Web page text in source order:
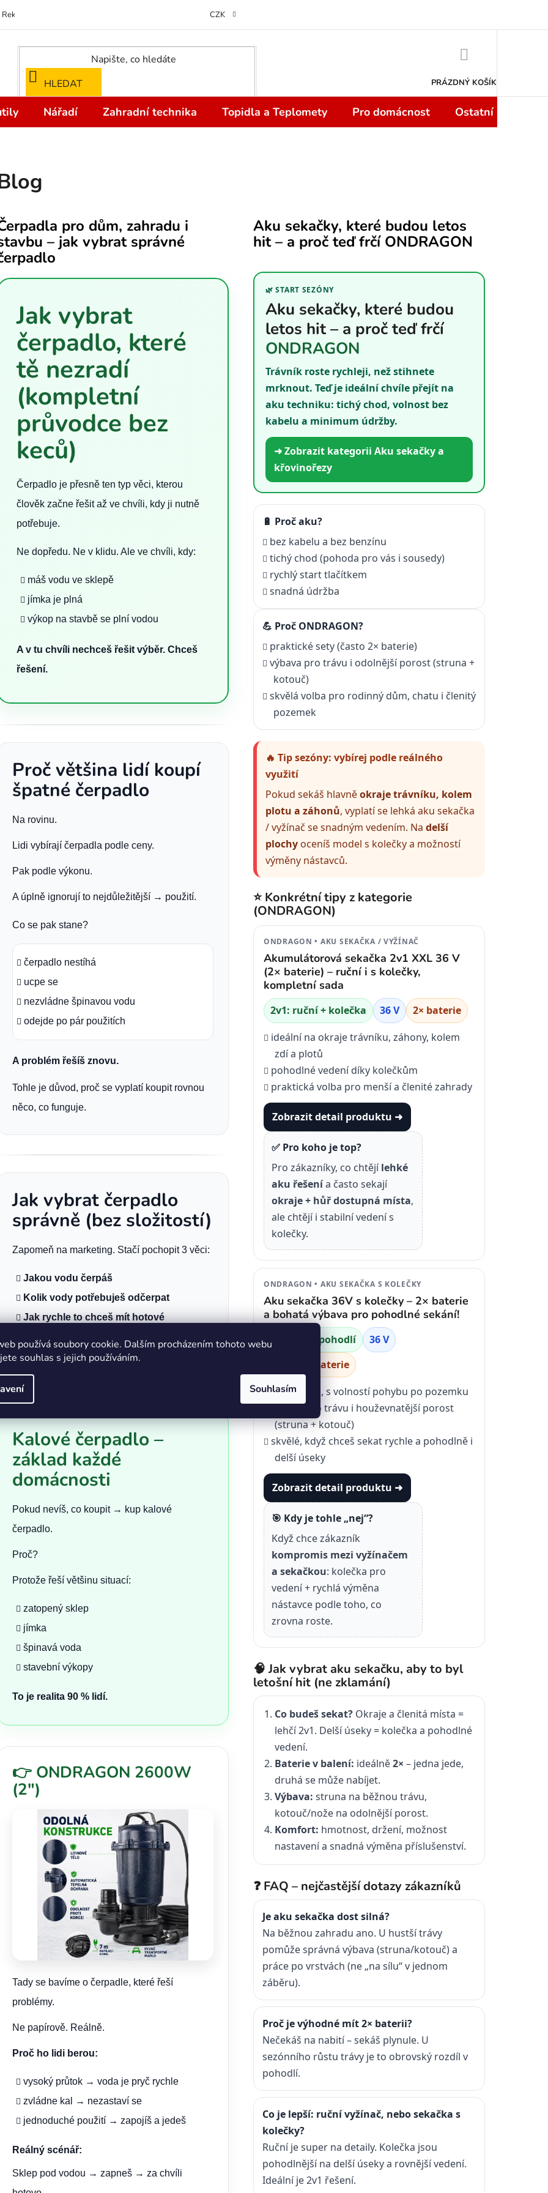
používá soubory cookie. Dalším procházením tohoto webu
souhlas s jejich používáním.
Souhlasím
Reklamace Odstoupení od kupní smlouvy do 14 dní
CZK
HLEDAT PRÁZDNÝ KOŠÍK
Nářadí Zahradní technika Topidla a Teplomety Pro domácnost Ostatní
pro dům, zahradu i
– jak vybrat správné
Jak vybrat
čerpadlo, které
tě nezradí
(kompletní
průvodce bez
keců)
Čerpadlo je přesně ten typ věci, kterou
člověk začne řešit až ve chvíli, kdy ji nutně
potřebuje.
Ne dopředu. Ne v klidu. Ale ve chvíli, kdy:
máš vodu ve sklepě
jímka je plná
výkop na stavbě se plní vodou
A v tu chvíli nechceš řešit výběr. Chceš
řešení.
Proč většina lidí koupí
špatné čerpadlo
Na rovinu.
Lidi vybírají čerpadla podle ceny.
Pak podle výkonu.
A úplně ignorují to nejdůležitější → použití.
Co se pak stane?
čerpadlo nestíhá
ucpe se
nezvládne špinavou vodu
odejde po pár použitích
A problém řešíš znovu.
Tohle je důvod, proč se vyplatí koupit rovnou
něco, co funguje.
Jak vybrat čerpadlo
správně (bez složitostí)
Zapomeň na marketing. Stačí pochopit 3 věci:
Jakou vodu čerpáš
Kolik vody potřebuješ odčerpat
Jak rychle to chceš mít hotové
A podle toho vybíráš.
Kalové čerpadlo –
základ každé
domácnosti
Pokud nevíš, co koupit → kup kalové
čerpadlo.
Proč?
Protože řeší většinu situací:
zatopený sklep
jímka
špinavá voda
stavební výkopy
To je realita 90 % lidí.
👉 ONDRAGON 2600W
(2")
Tady se bavíme o čerpadle, které řeší
problémy.
Ne papírově. Reálně.
Proč ho lidi berou:
vysoký průtok → voda je pryč rychle
zvládne kal → nezastaví se
jednoduché použití → zapojíš a jedeš
Reálný scénář:
Sklep pod vodou → zapneš → za chvíli
Aku sekačky, které budou letos
hit – a proč teď frčí ONDRAGON
🌿 START SEZÓNY
Aku sekačky, které budou
letos hit – a proč teď frčí
ONDRAGON
Trávník roste rychleji, než stihnete
mrknout. Teď je ideální chvíle přejít na
aku techniku: tichý chod, volnost bez
kabelu a minimum údržby.
➜ Zobrazit kategorii Aku sekačky a
křovinořezy
🔋 Proč aku?
bez kabelu a bez benzínu
tichý chod (pohoda pro vás i sousedy)
rychlý start tlačítkem
snadná údržba
💪 Proč ONDRAGON?
praktické sety (často 2× baterie)
výbava pro trávu i odolnější porost (struna +
kotouč)
skvělá volba pro rodinný dům, chatu i členitý
pozemek
🔥 Tip sezóny: vybírej podle reálného
využití
Pokud sekáš hlavněokraje trávníku, kolem
plotu a záhonů, vyplatí se lehká aku sekačka
/ vyžínač se snadným vedením. Na delší
plochyoceníš model s kolečky a možností
výměny nástavců.
⭐ Konkrétní tipy z kategorie
(ONDRAGON)
ONDRAGON • AKU SEKAČKA / VYŽÍNAČ
Akumulátorová sekačka 2v1 XXL 36 V
(2× baterie) – ruční i s kolečky,
kompletní sada
2v1: ruční + kolečka 36 V
2× baterie
ideální na okraje trávníku, záhony, kolem
zdí a plotů
pohodlné vedení díky kolečkům
praktická volba pro menší a členité zahrady
Zobrazit detail produktu ➜
✅ Pro koho je top?
Pro zákazníky, co chtějílehké
aku řešenía často sekají
okraje + hůř dostupná místa,
ale chtějí i stabilní vedení s
kolečky.
ONDRAGON • AKU SEKAČKA S KOLEČKY
Aku sekačka 36V s kolečky – 2× baterie
a bohatá výbava pro pohodlné sekání!
kolečka = pohodlí
36 V
2× Li-Ion baterie
bez kabelu, s volností pohybu po pozemku
výbava pro trávu i houževnatější porost
(struna + kotouč)
skvělé, když chceš sekat rychle a pohodlně i
delší úseky
Zobrazit detail produktu ➜
🎯 Kdy je tohle „nej“?
Když chce zákazník
kompromis mezi vyžínačem
a sekačkou: kolečka pro
vedení + rychlá výměna
nástavce podle toho, co
zrovna roste.
🧠 Jak vybrat aku sekačku, aby to byl
letošní hit (ne zklamání)
Co budeš sekat? Okraje a členitá místa =
lehčí 2v1. Delší úseky = kolečka a pohodlné
vedení.
Baterie v balení: ideálně2× – jedna jede,
druhá se může nabíjet.
Výbava: struna na běžnou trávu,
kotouč/nože na odolnější porost.
Komfort: hmotnost, držení, možnost
nastavení a snadná výměna příslušenství.
❓ FAQ – nejčastější dotazy zákazníků
Je aku sekačka dost silná?
Na běžnou zahradu ano. U hustší trávy
pomůže správná výbava (struna/kotouč) a
práce po vrstvách (ne „na sílu“ v jednom
záběru).
Proč je výhodné mít 2× baterii?
Nečekáš na nabití – sekáš plynule. U
sezónního růstu trávy je to obrovský rozdíl v
pohodlí.
Co je lepší: ruční vyžínač, nebo sekačka s
kolečky?
Ruční je super na detaily. Kolečka jsou
pohodlnější na delší úseky a rovnější vedení.
Ideální je 2v1 řešení.